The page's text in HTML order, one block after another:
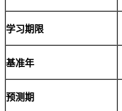
学习期限
基准年
预测期